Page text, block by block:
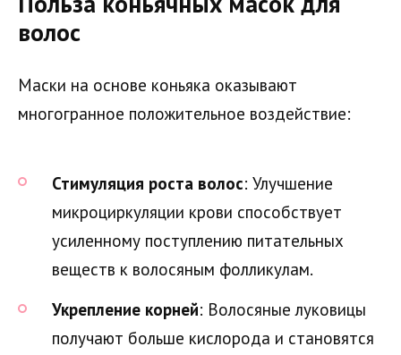
волос
Маски на основе коньяка оказывают
многогранное положительное воздействие:
Стимуляция роста волос: Улучшение
микроциркуляции крови способствует
усиленному поступлению питательных
веществ к волосяным фолликулам.
Укрепление корней: Волосяные луковицы
получают больше кислорода и становятся